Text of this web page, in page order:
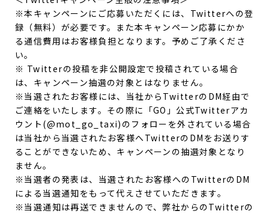
※本キャンペーンにご応募いただくには、Twitterへの登
録（無料）が必要です。また本キャンペーン応募にかか
る通信費用はお客様負担となります。予めご了承くださ
い。
※ Twitterの投稿を非公開設定で投稿されている場合
は、キャンペーン抽選の対象とはなりません。
※当選されたお客様には、当社からTwitterのDM経由で
ご連絡をいたします。その際に「GO」公式Twitterアカ
ウント(@mot_go_taxi)のフォローを外されている場合
は当社から当選されたお客様へTwitterのDMをお送りす
ることができないため、キャンペーンの抽選対象となり
ません。
※当選者の発表は、当選されたお客様へのTwitterのDM
による当選通知をもって代えさせていただきます。
※当選通知は再送できませんので、弊社からのTwitterの